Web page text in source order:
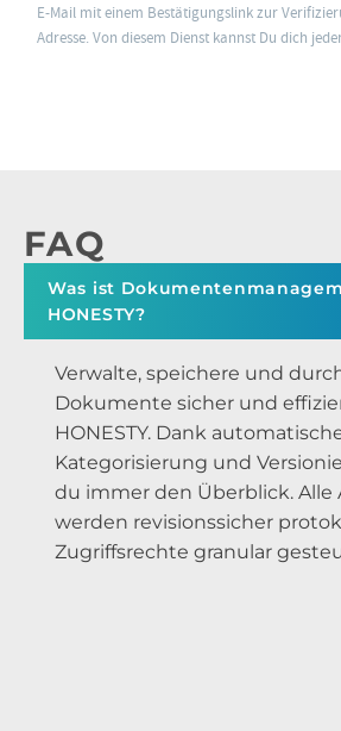
E-Mail mit einem Bestätigungslink zur
Adresse. Von diesem Dienst kannst Du dich
FAQ
Was ist
HONESTY?
Verwalte, speichere und
Dokumente sicher und
HONESTY. Dank
Kategorisierung und
du immer den Überblick. Alle
werden revisionssicher
Zugriffsrechte granular